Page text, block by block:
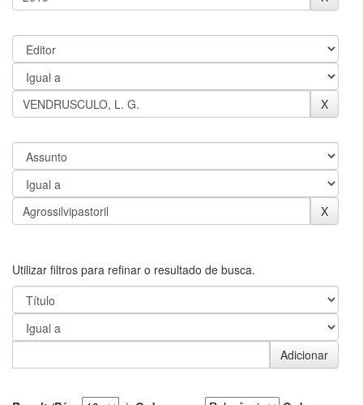
Utilizar filtros para refinar o resultado de busca.